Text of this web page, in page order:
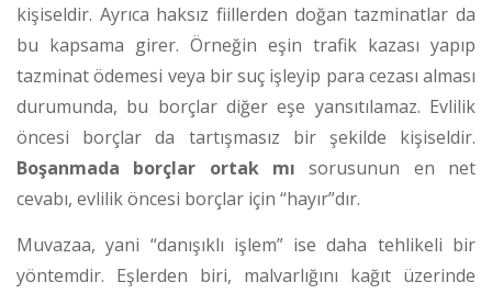
kişiseldir. Ayrıca haksız fiillerden doğan tazminatlar da
bu kapsama girer. Örneğin eşin trafik kazası yapıp
tazminat ödemesi veya bir suç işleyip para cezası alması
durumunda, bu borçlar diğer eşe yansıtılamaz. Evlilik
öncesi borçlar da tartışmasız bir şekilde kişiseldir.
Boşanmada borçlar ortak mı sorusunun en net
cevabı, evlilik öncesi borçlar için “hayır”dır.
Muvazaa, yani “danışıklı işlem” ise daha tehlikeli bir
yöntemdir. Eşlerden biri, malvarlığını kağıt üzerinde